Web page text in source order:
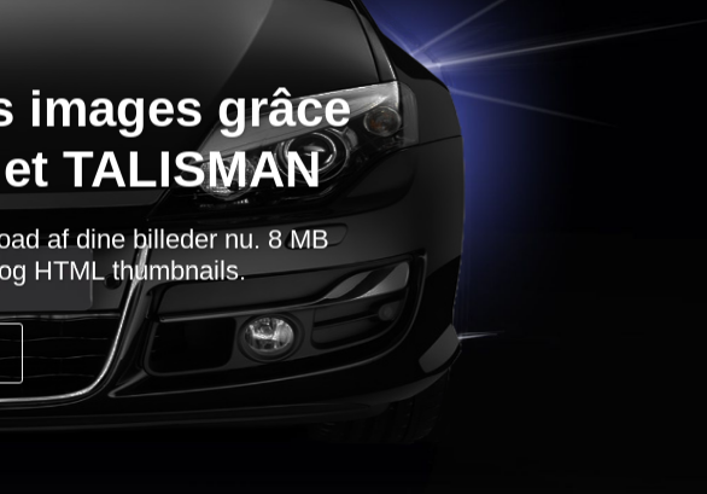
images grâce
TALISMAN
af dine billeder nu. 8 MB
HTML thumbnails.